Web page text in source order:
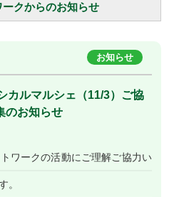
クからのお知らせ
お知らせ
カルマルシェ（11/3）ご協
のお知らせ
ワークの活動にご理解ご協力い
。